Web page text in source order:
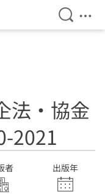
検索を
メ
法・協金
2021
者 出版年